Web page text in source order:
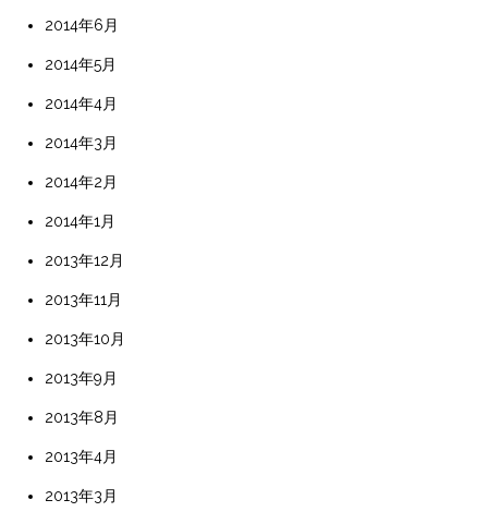
2014年6月
2014年5月
2014年4月
2014年3月
2014年2月
2014年1月
2013年12月
2013年11月
2013年10月
2013年9月
2013年8月
2013年4月
2013年3月